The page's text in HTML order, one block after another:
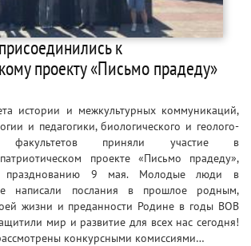
к
проекту «Письмо прадеду»
истории и межкультурных коммуникаций,
и педагогики, биологического и геолого-
факультетов приняли участие в
проекте «Письмо прадеду»,
празднованию 9 мая. Молодые люди в
написали послания в прошлое родным,
жизни и преданности Родине в годы ВОВ
мир и развитие для всех нас сегодня!
конкурсными комиссиями…